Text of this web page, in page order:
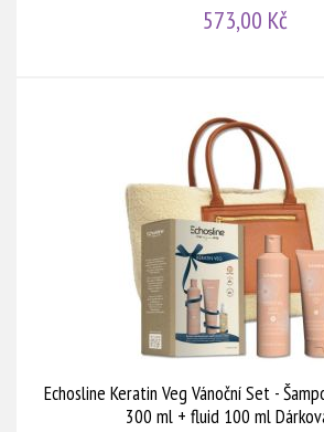
573,00 Kč
Echosline Keratin Veg Vánoční Set -
300 ml + fluid 100 ml